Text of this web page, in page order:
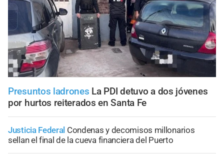
Presuntos ladrones La PDI detuvo a dos jóvenes
por hurtos reiterados en Santa Fe
Justicia Federal Condenas y decomisos millonarios
sellan el final de la cueva financiera del Puerto